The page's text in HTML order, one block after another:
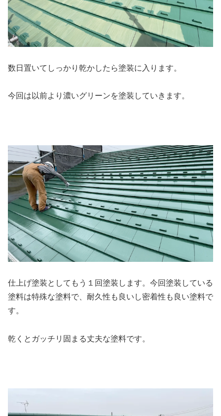
数日置いてしっかり乾かしたら塗装に入ります。
今回は以前より濃いグリーンを塗装していきます。
仕上げ塗装としてもう１回塗装します。今回塗装している
塗料は特殊な塗料で、耐久性も良いし密着性も良い塗料で
す。
乾くとガッチリ固まる丈夫な塗料です。